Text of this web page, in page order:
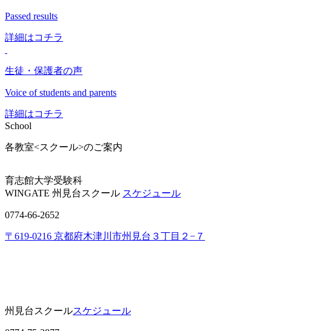
Passed results
詳細はコチラ
生徒・保護者の声
Voice of students and parents
詳細はコチラ
School
各教室<スクール>のご案内
育志館大学受験科
WINGATE 州見台スクール スケジュール
0774-66-2652
〒619-0216 京都府木津川市州見台３丁目２−７
州見台スクールスケジュール